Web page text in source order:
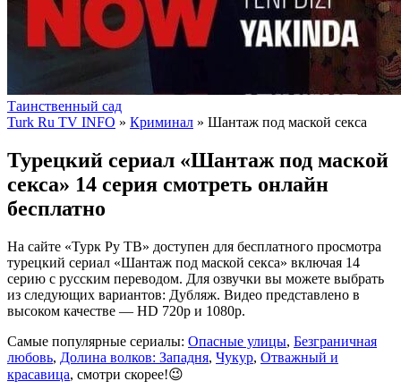
Таинственный сад
Turk Ru TV INFO » Криминал » Шантаж под маской секса
Турецкий сериал «Шантаж под маской
секса» 14 серия смотреть онлайн
бесплатно
На сайте «Турк Ру ТВ» доступен для бесплатного просмотра
турецкий сериал «Шантаж под маской секса» включая 14
серию с русским переводом. Для озвучки вы можете выбрать
из следующих вариантов: Дубляж. Видео представлено в
высоком качестве — HD 720p и 1080p.
Самые популярные сериалы: Опасные улицы, Безграничная
любовь, Долина волков: Западня, Чукур, Отважный и
красавица, смотри скорее!😉